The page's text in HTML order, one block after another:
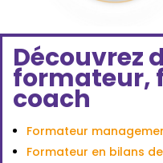
Découvrez
formateur,
coach
Formateur
Formateur en bilans